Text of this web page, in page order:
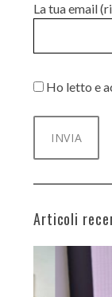
La tua email
Ho letto e
Articoli